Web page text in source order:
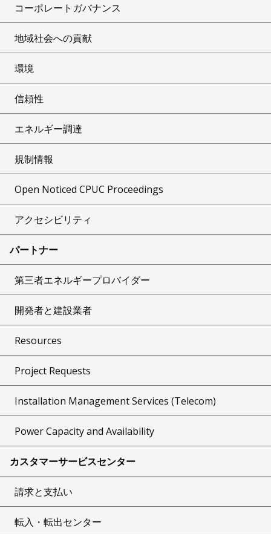
コーポレートガバナンス
地域社会への貢献
環境
信頼性
エネルギー調達
規制情報
Open Noticed CPUC Proceedings
アクセシビリティ
パートナー
第三者エネルギープロバイダー
開発者と建設業者
Resources
Project Requests
Installation Management Services (Telecom)
Power Capacity and Availability
カスタマーサービスセンター
請求と支払い
転入・転出センター